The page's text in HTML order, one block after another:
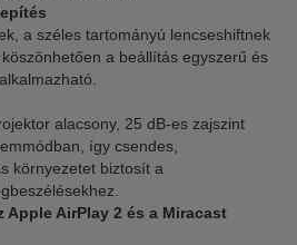
a széles tartományú lencseshiftnek
a beállítás egyszerű és
alacsony, 25 dB-es zajszint
így csendes,
környezetet biztosít a
AirPlay 2 és a Miracast